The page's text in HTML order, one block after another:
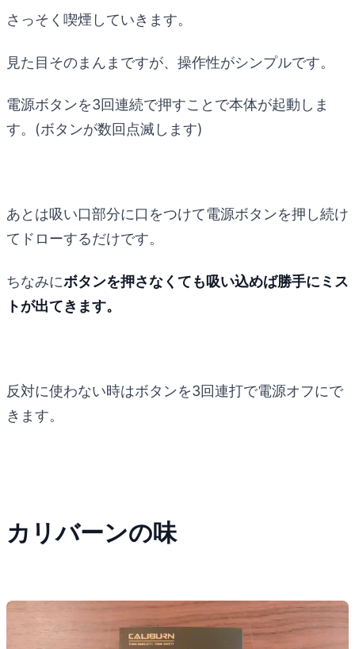
さっそく喫煙していきます。
見た目そのまんまですが、操作性がシンプルです。
電源ボタンを3回連続で押すことで本体が起動しま
す。(ボタンが数回点滅します)
あとは吸い口部分に口をつけて電源ボタンを押し続け
てドローするだけです。
ちなみにボタンを押さなくても吸い込めば勝手にミス
トが出てきます。
反対に使わない時はボタンを3回連打で電源オフにで
きます。
カリバーンの味